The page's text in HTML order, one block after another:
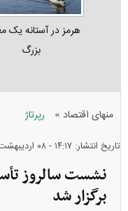
هرمز در آستانه یک
بزرگ
منهای اقتصاد » رپرتاژ
تاریخ انتشار: ۱۴:۱۷ - ۰۸ ارديبهشت ۱۴۰۵
نشست سالروز
برگزار شد